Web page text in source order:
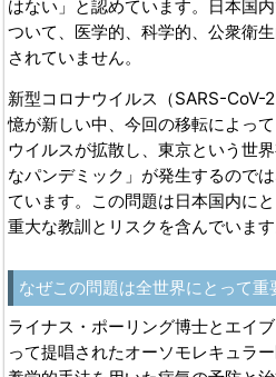
はない」と認めています。日本国
ついて、医学的、科学的、公衆衛
されていません。
新型コロナウイルス（SARS-CoV-
憶が新しい中、今回の移転によっ
ウイルスが拡散し、東京という世
なパンデミック」が発生するので
ています。この問題は日本国内に
重大な教訓とリスクを含んでいます
なぜこの問題は全世界にとって重
ライナス・ポーリング博士とエイ
って提唱されたオーソモレキュラ